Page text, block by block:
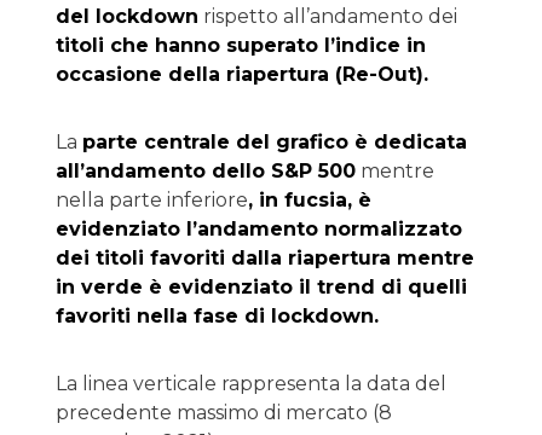
del lockdown rispetto all’andamento dei
titoli che hanno superato l’indice in
occasione della riapertura (Re-Out).
La parte centrale del grafico è dedicata
all’andamento dello S&P 500 mentre
nella parte inferiore, in fucsia, è
evidenziato l’andamento normalizzato
dei titoli favoriti dalla riapertura mentre
in verde è evidenziato il trend di quelli
favoriti nella fase di lockdown.
La linea verticale rappresenta la data del
precedente massimo di mercato (8